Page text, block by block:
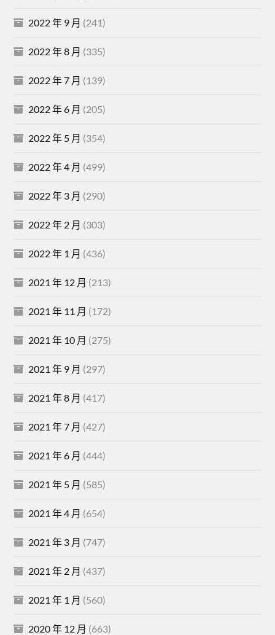
2022 年 9 月 (241)
2022 年 8 月 (335)
2022 年 7 月 (139)
2022 年 6 月 (205)
2022 年 5 月 (354)
2022 年 4 月 (499)
2022 年 3 月 (290)
2022 年 2 月 (303)
2022 年 1 月 (436)
2021 年 12 月 (213)
2021 年 11 月 (172)
2021 年 10 月 (275)
2021 年 9 月 (297)
2021 年 8 月 (417)
2021 年 7 月 (427)
2021 年 6 月 (444)
2021 年 5 月 (585)
2021 年 4 月 (654)
2021 年 3 月 (747)
2021 年 2 月 (437)
2021 年 1 月 (560)
2020 年 12 月 (663)